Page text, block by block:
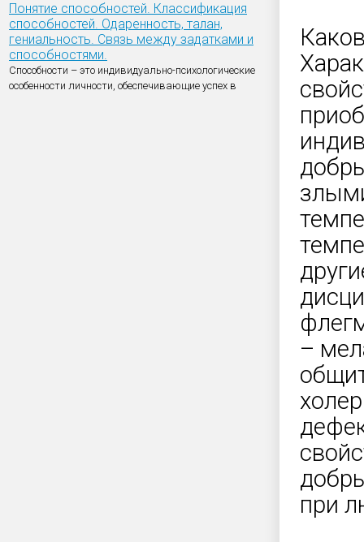
Понятие способностей. Классификация
способностей. Одаренность, талан,
гениальность. Связь между задатками и
способностями.
Способности – это индивидуально-психологические
особенности личности, обеспечивающие успех в
–
при